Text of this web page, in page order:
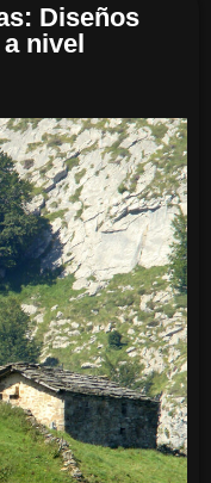
Diseños
nivel